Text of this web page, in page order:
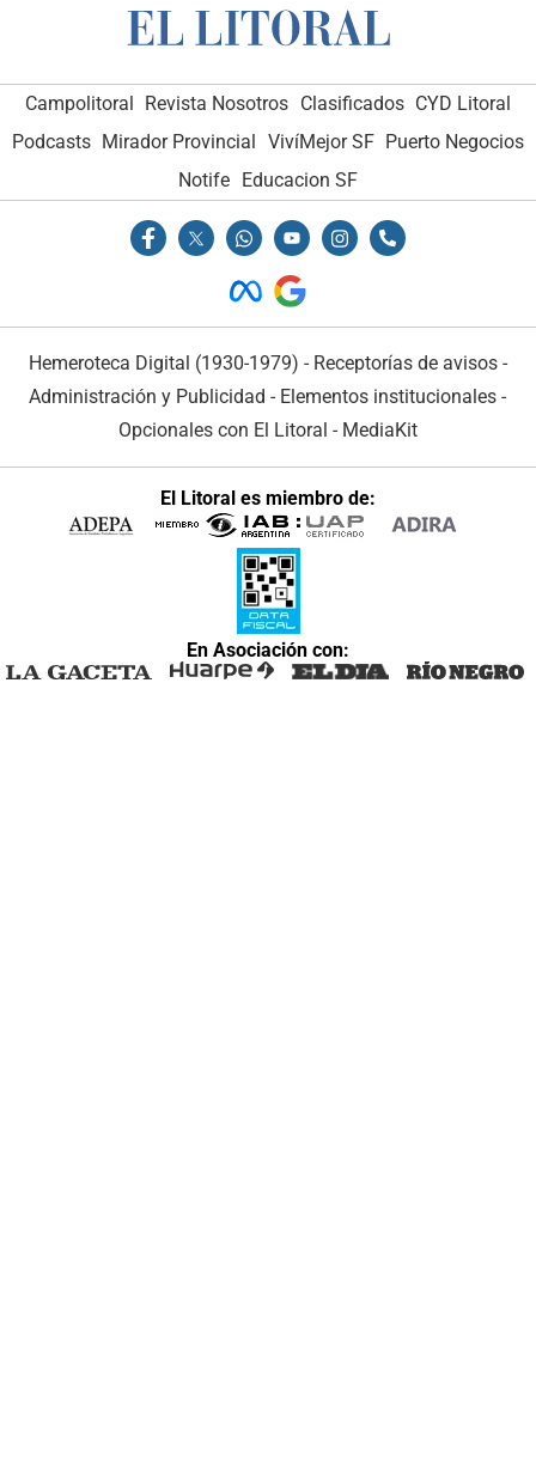
Campolitoral Revista Nosotros Clasificados CYD Litoral
Podcasts Mirador Provincial VivíMejor SF Puerto Negocios
Notife Educacion SF
Hemeroteca Digital (1930-1979) - Receptorías de avisos -
Administración y Publicidad - Elementos institucionales -
Opcionales con El Litoral - MediaKit
El Litoral es miembro de:
En Asociación con: